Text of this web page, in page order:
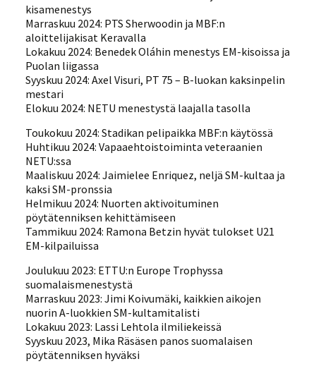
kisamenestys
Marraskuu 2024: PTS Sherwoodin ja MBF:n
aloittelijakisat Keravalla
Lokakuu 2024: Benedek Oláhin menestys EM-kisoissa ja
Puolan liigassa
Syyskuu 2024: Axel Visuri, PT 75 – B-luokan kaksinpelin
mestari
Elokuu 2024: NETU menestystä laajalla tasolla
Toukokuu 2024: Stadikan pelipaikka MBF:n käytössä
Huhtikuu 2024: Vapaaehtoistoiminta veteraanien
NETU:ssa
Maaliskuu 2024: Jaimielee Enriquez, neljä SM-kultaa ja
kaksi SM-pronssia
Helmikuu 2024: Nuorten aktivoituminen
pöytätenniksen kehittämiseen
Tammikuu 2024: Ramona Betzin hyvät tulokset U21
EM-kilpailuissa
Joulukuu 2023: ETTU:n Europe Trophyssa
suomalaismenestystä
Marraskuu 2023: Jimi Koivumäki, kaikkien aikojen
nuorin A-luokkien SM-kultamitalisti
Lokakuu 2023: Lassi Lehtola ilmiliekeissä
Syyskuu 2023, Mika Räsäsen panos suomalaisen
pöytätenniksen hyväksi